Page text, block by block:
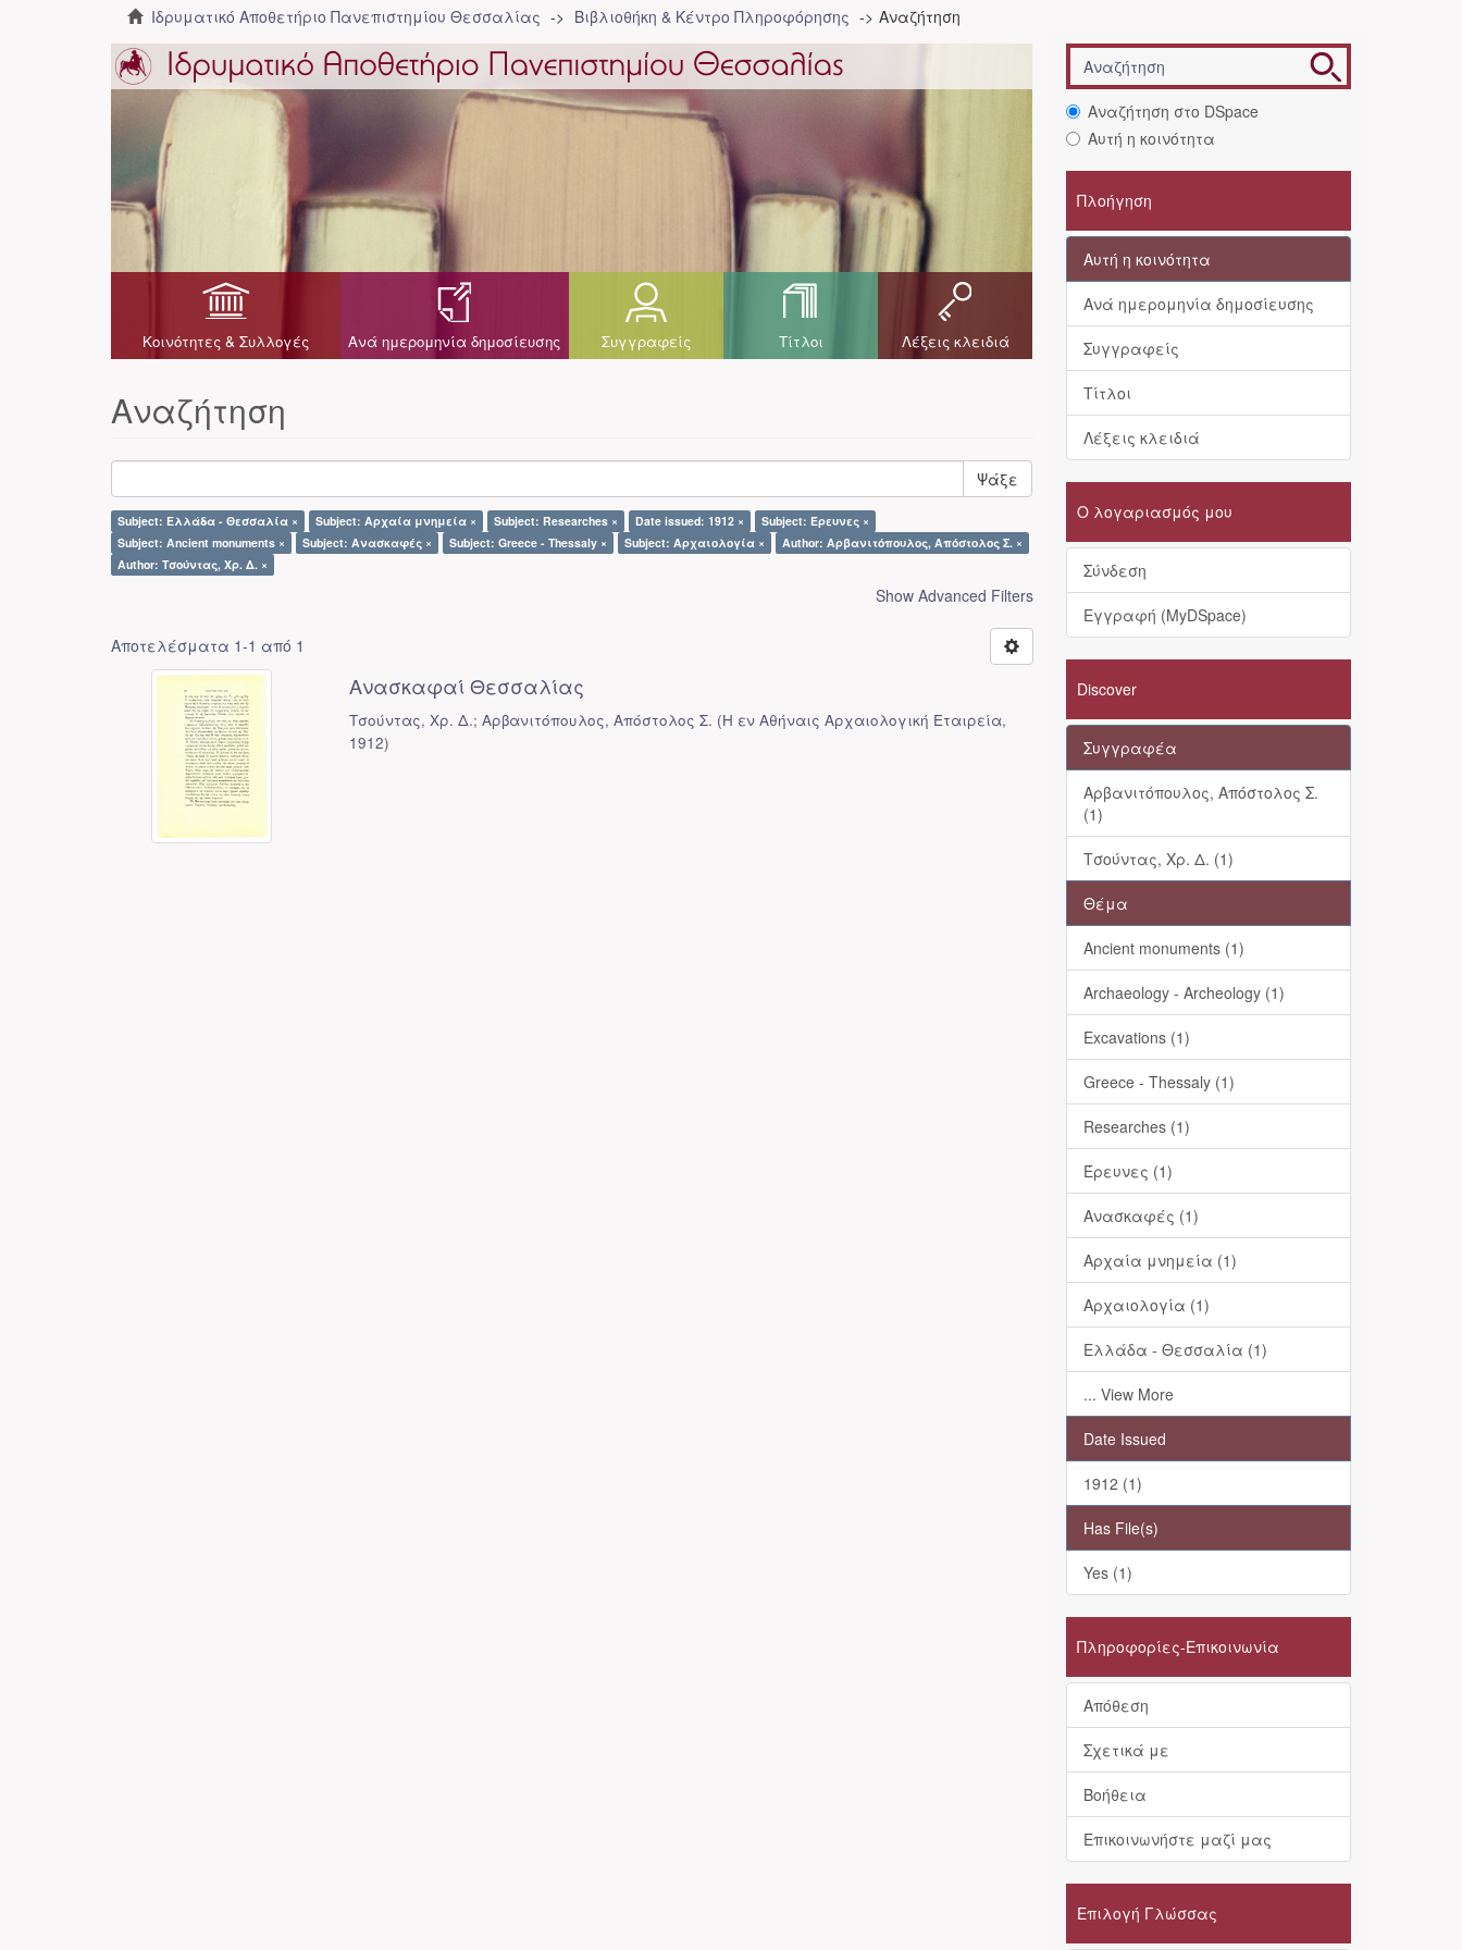
Ιδρυματικό Αποθετήριο Πανεπιστημίου Θεσσαλίας Βιβλιοθήκη & Κέντρο Πληροφόρησης Αναζήτηση
Κοινότητες & Συλλογές Ανά ημερομηνία δημοσίευσης Συγγραφείς Τίτλοι Λέξεις κλειδιά
Αναζήτηση
Ψάξε
Subject: Ελλάδα - Θεσσαλία × Subject: Αρχαία μνημεία × Subject: Researches × Date issued: 1912 ×
Subject: Έρευνες ×
Subject: Ancient monuments ×
Subject: Ανασκαφές × Subject: Greece - Thessaly × Subject: Αρχαιολογία ×
Author: Αρβανιτόπουλος, Απόστολος Σ. ×
Author: Τσούντας, Χρ. Δ. ×
Show Advanced Filters
Αποτελέσματα 1-1 από 1
Ανασκαφαί Θεσσαλίας
Τσούντας, Χρ. Δ.; Αρβανιτόπουλος, Απόστολος Σ. (Η εν Αθήναις Αρχαιολογική Εταιρεία,
1912)
Αναζήτηση στο DSpace
Αυτή η κοινότητα
Πλοήγηση
Αυτή η κοινότητα
Ανά ημερομηνία δημοσίευσης
Συγγραφείς
Τίτλοι
Λέξεις κλειδιά
Ο λογαριασμός μου
Σύνδεση
Εγγραφή (MyDSpace)
Discover
Συγγραφέα
Αρβανιτόπουλος, Απόστολος Σ.
(1)
Τσούντας, Χρ. Δ. (1)
Θέμα
Ancient monuments (1)
Archaeology - Archeology (1)
Excavations (1)
Greece - Thessaly (1)
Researches (1)
Έρευνες (1)
Ανασκαφές (1)
Αρχαία μνημεία (1)
Αρχαιολογία (1)
Ελλάδα - Θεσσαλία (1)
... View More
Date Issued
1912 (1)
Has File(s)
Yes (1)
Πληροφορίες-Επικοινωνία
Απόθεση
Σχετικά με
Βοήθεια
Επικοινωνήστε μαζί μας
Επιλογή Γλώσσας